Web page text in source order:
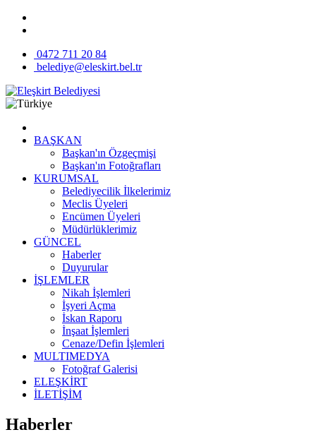
0472 711 20 84
belediye@eleskirt.bel.tr
BAŞKAN
Başkan'ın Özgeçmişi
Başkan'ın Fotoğrafları
KURUMSAL
Belediyecilik İlkelerimiz
Meclis Üyeleri
Encümen Üyeleri
Müdürlüklerimiz
GÜNCEL
Haberler
Duyurular
İŞLEMLER
Nikah İşlemleri
İşyeri Açma
İskan Raporu
İnşaat İşlemleri
Cenaze/Defin İşlemleri
MULTIMEDYA
Fotoğraf Galerisi
ELEŞKİRT
İLETİŞİM
Haberler